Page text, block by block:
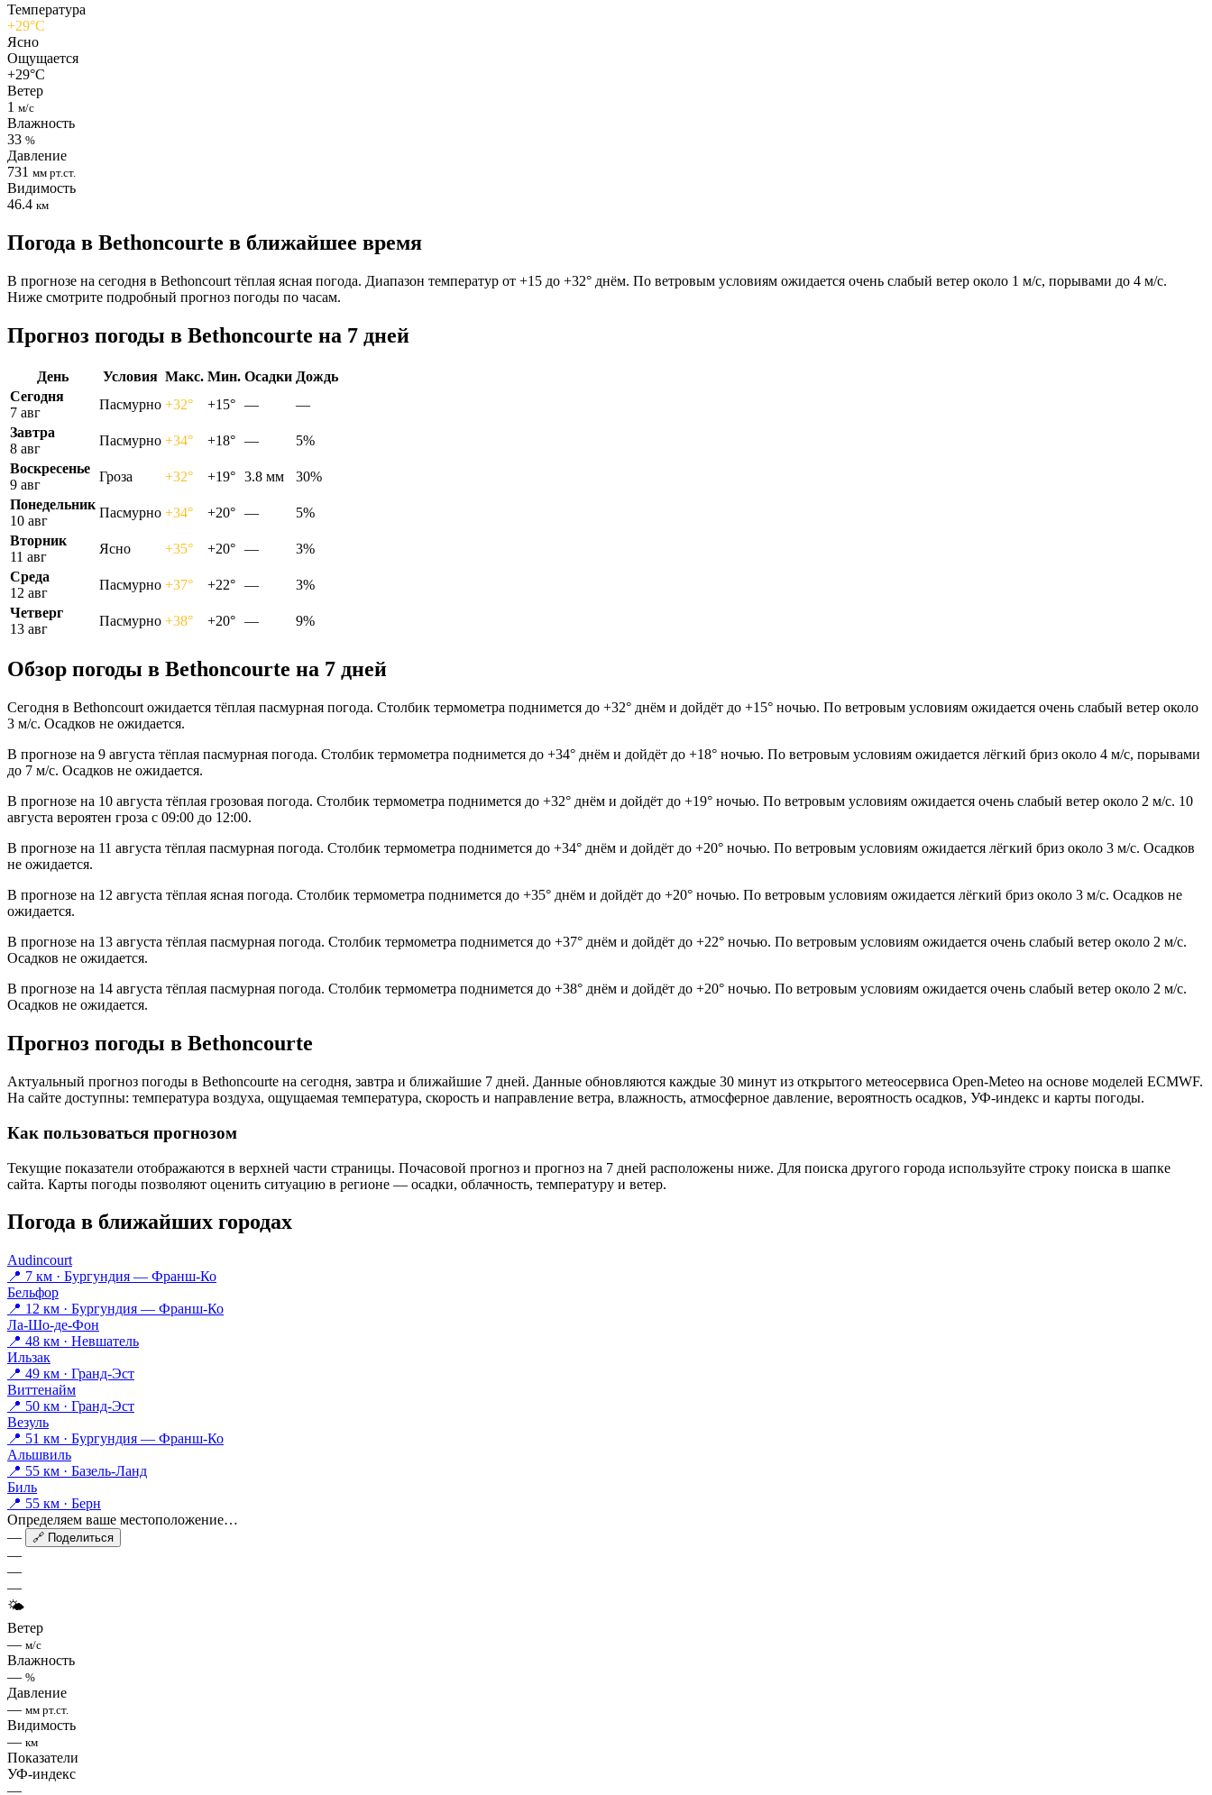
Температура
+29°C
Ясно
Ощущается
+29°C
Ветер
1 м/с
Влажность
33 %
Давление
731 мм рт.ст.
Видимость
46.4 км
Погода в Bethoncourtе в ближайшее время
В прогнозе на сегодня в Bethoncourt тёплая ясная погода. Диапазон температур от +15 до +32° днём. По ветровым условиям ожидается очень слабый ветер около 1 м/с, порывами до 4 м/с.
Ниже смотрите подробный прогноз погоды по часам.
Прогноз погоды в Bethoncourtе на 7 дней
День Условия Макс. Мин. Осадки Дождь
Сегодня
7 авг
Пасмурно +32° +15° —
—
Завтра
8 авг
Пасмурно +34° +18° —
5%
Воскресенье
9 авг
Гроза +32° +19° 3.8 мм
30%
Понедельник
10 авг
Пасмурно +34° +20° —
5%
Вторник
11 авг
Ясно +35° +20° —
3%
Среда
12 авг
Пасмурно +37° +22° —
3%
Четверг
13 авг
Пасмурно +38° +20° — 9%
Обзор погоды в Bethoncourtе на 7 дней
Сегодня в Bethoncourt ожидается тёплая пасмурная погода. Столбик термометра поднимется до +32° днём и дойдёт до +15° ночью. По ветровым условиям ожидается очень слабый ветер около
3 м/с. Осадков не ожидается.
В прогнозе на 9 августа тёплая пасмурная погода. Столбик термометра поднимется до +34° днём и дойдёт до +18° ночью. По ветровым условиям ожидается лёгкий бриз около 4 м/с, порывами
до 7 м/с. Осадков не ожидается.
В прогнозе на 10 августа тёплая грозовая погода. Столбик термометра поднимется до +32° днём и дойдёт до +19° ночью. По ветровым условиям ожидается очень слабый ветер около 2 м/с. 10
августа вероятен гроза с 09:00 до 12:00.
В прогнозе на 11 августа тёплая пасмурная погода. Столбик термометра поднимется до +34° днём и дойдёт до +20° ночью. По ветровым условиям ожидается лёгкий бриз около 3 м/с. Осадков
не ожидается.
В прогнозе на 12 августа тёплая ясная погода. Столбик термометра поднимется до +35° днём и дойдёт до +20° ночью. По ветровым условиям ожидается лёгкий бриз около 3 м/с. Осадков не
ожидается.
В прогнозе на 13 августа тёплая пасмурная погода. Столбик термометра поднимется до +37° днём и дойдёт до +22° ночью. По ветровым условиям ожидается очень слабый ветер около 2 м/с.
Осадков не ожидается.
В прогнозе на 14 августа тёплая пасмурная погода. Столбик термометра поднимется до +38° днём и дойдёт до +20° ночью. По ветровым условиям ожидается очень слабый ветер около 2 м/с.
Осадков не ожидается.
Прогноз погоды в Bethoncourtе
Актуальный прогноз погоды в Bethoncourtе на сегодня, завтра и ближайшие 7 дней. Данные обновляются каждые 30 минут из открытого метеосервиса Open-Meteo на основе моделей ECMWF.
На сайте доступны: температура воздуха, ощущаемая температура, скорость и направление ветра, влажность, атмосферное давление, вероятность осадков, УФ-индекс и карты погоды.
Как пользоваться прогнозом
Текущие показатели отображаются в верхней части страницы. Почасовой прогноз и прогноз на 7 дней расположены ниже. Для поиска другого города используйте строку поиска в шапке
сайта. Карты погоды позволяют оценить ситуацию в регионе — осадки, облачность, температуру и ветер.
Погода в ближайших городах
Audincourt
📍 7 км · Бургундия — Франш-Ко
Бельфор
📍 12 км · Бургундия — Франш-Ко
Ла-Шо-де-Фон
📍 48 км · Невшатель
Ильзак
📍 49 км · Гранд-Эст
Виттенайм
📍 50 км · Гранд-Эст
Везуль
📍 51 км · Бургундия — Франш-Ко
Альшвиль
📍 55 км · Базель-Ланд
Биль
📍 55 км · Берн
Определяем ваше местоположение…
—
🔗 Поделиться
—
—
—
🌤
Ветер
— м/с
Влажность
— %
Давление
— мм рт.ст.
Видимость
— км
Показатели
УФ-индекс
—